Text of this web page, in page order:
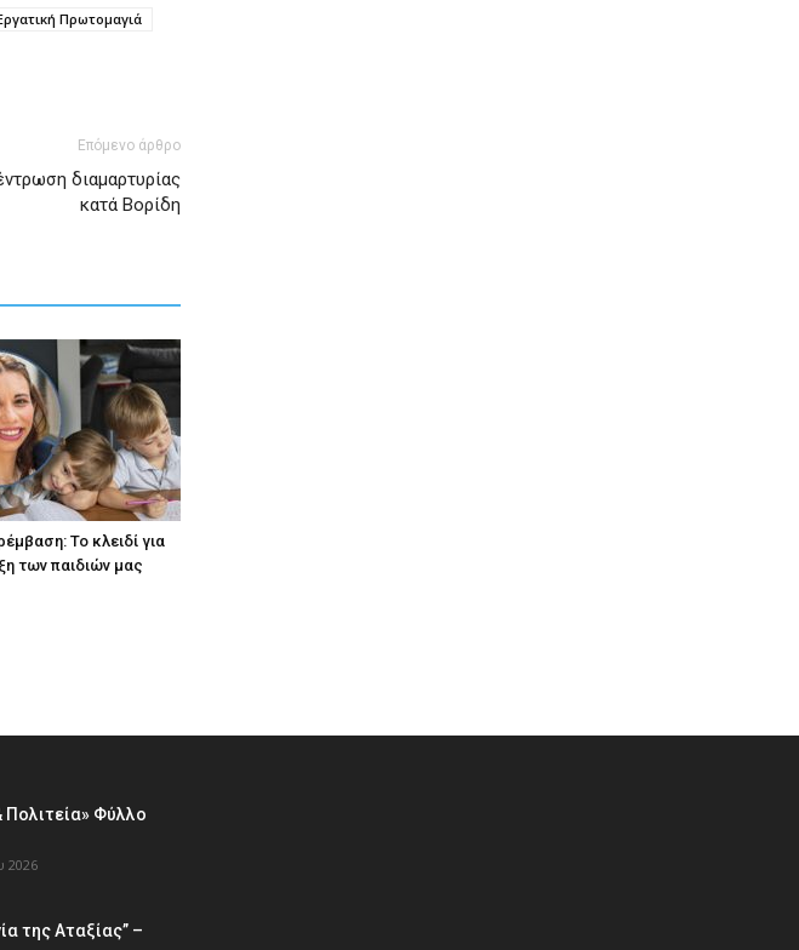
Πρωτομαγιά
Επόμενο άρθρο
διαμαρτυρίας
κατά Βορίδη
Το κλειδί για
των παιδιών µας
Πολιτεία» Φύλλο
2026
της Αταξίας” –